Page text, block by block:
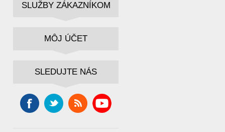
SLUŽBY ZÁKAZNÍKOM
MÔJ ÚČET
SLEDUJTE NÁS